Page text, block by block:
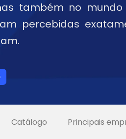
também no mundo
percebidas
Catálogo Principais